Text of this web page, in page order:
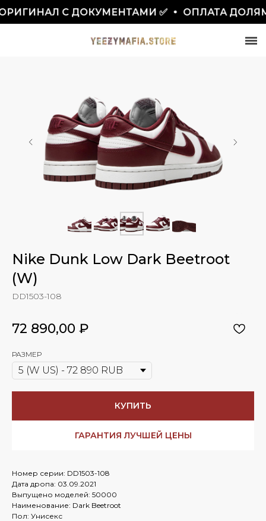
С ДОКУМЕНТАМИ ✅ ОПЛАТА ДОЛЯМИ
СКИДКА 7777₽ПО ПРОМОКОДУ BLACKFRIDAY
Nike Dunk Low Dark Beetroot
(W)
DD1503-108
72 890,00 ₽
РАЗМЕР
КУПИТЬ
ГАРАНТИЯ ЛУЧШЕЙ ЦЕНЫ
Номер серии: DD1503-108
Дата дропа: 03.09.2021
Выпущено моделей: 50000
Наименование: Dark Beetroot
Пол: Унисекс